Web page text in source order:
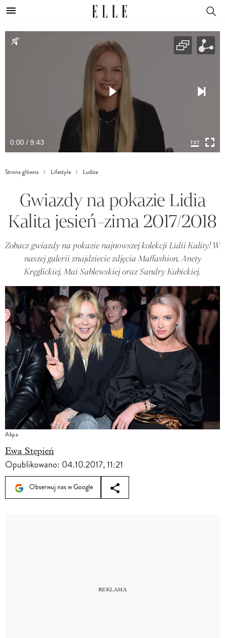
0:00 / 9:43
Strona główna Lifestyle Ludzie
Gwiazdy na pokazie Lidia
Kalita jesień-zima 2017/2018
Zobacz gwiazdy na pokazie najnowszej kolekcji Lidii Kality! W
naszej galerii znajdziecie zdjęcia Maffashion, Anety
Kręglickiej, Mai Sablewskiej oraz Sandry Kubickiej.
Akpa
Ewa Stępień
Opublikowano: 04.10.2017, 11:21
Obserwuj nas w Google